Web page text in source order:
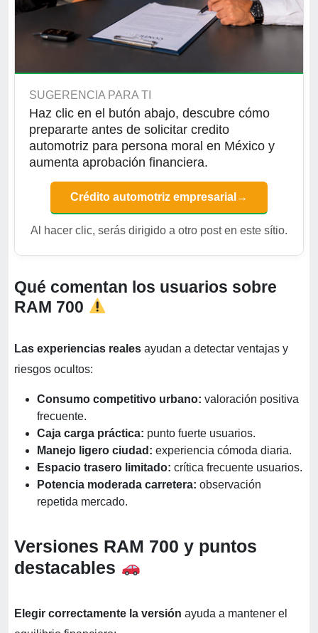
SUGERENCIA PARA TI
Haz clic en el butón abajo, descubre cómo
prepararte antes de solicitar credito
automotriz para persona moral en México y
aumenta aprobación financiera.
Crédito automotriz empresarial →
Al hacer clic, serás dirigido a otro post en este sítio.
Qué comentan los usuarios sobre
RAM 700
Las experiencias reales ayudan a detectar ventajas y
riesgos ocultos:
Consumo competitivo urbano: valoración positiva
frecuente.
Caja carga práctica: punto fuerte usuarios.
Manejo ligero ciudad: experiencia cómoda diaria.
Espacio trasero limitado: crítica frecuente usuarios.
Potencia moderada carretera: observación
repetida mercado.
Versiones RAM 700 y puntos
destacables
Elegir correctamente la versión ayuda a mantener el